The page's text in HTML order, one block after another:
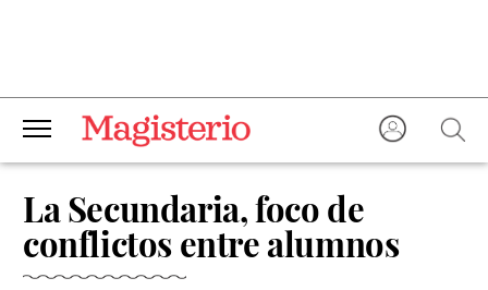
La Secundaria, foco de
conflictos entre alumnos